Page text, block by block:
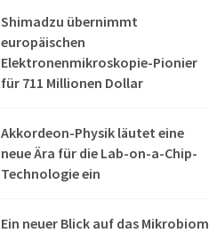
Shimadzu übernimmt
europäischen
Elektronenmikroskopie-Pionier
für 711 Millionen Dollar
Akkordeon-Physik läutet eine
neue Ära für die Lab-on-a-Chip-
Technologie ein
Ein neuer Blick auf das Mikrobiom